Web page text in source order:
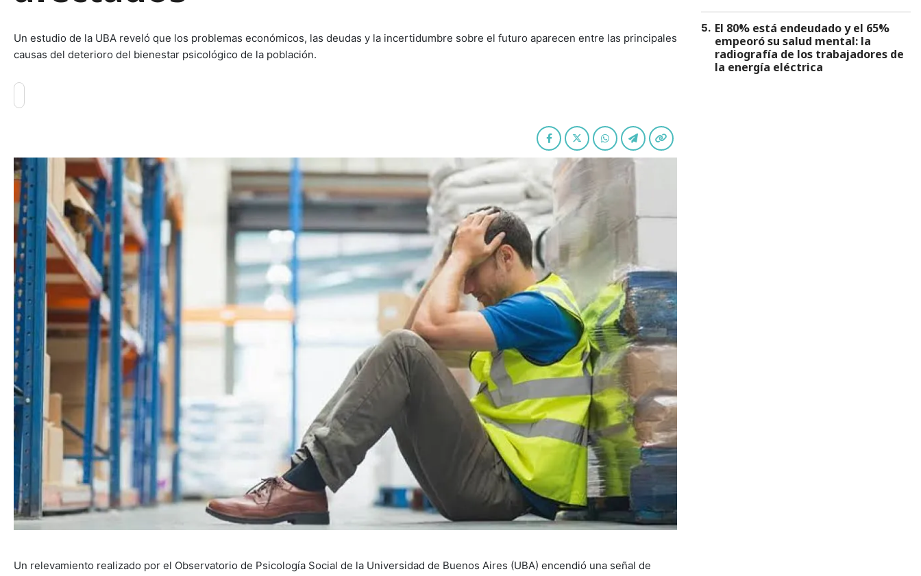
Un estudio de la UBA reveló que los problemas económicos, las deudas y la incertidumbre sobre el futuro aparecen entre las principales
causas del deterioro del bienestar psicológico de la población.
Un relevamiento realizado por el Observatorio de Psicología Social de la Universidad de Buenos Aires (UBA) encendió una señal de
5. El 80% está endeudado y el 65%
empeoró su salud mental: la
radiografía de los trabajadores de
la energía eléctrica